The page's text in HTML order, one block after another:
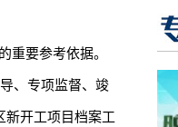
要参考依据。
、专项监督、竣
新开工项目档案工